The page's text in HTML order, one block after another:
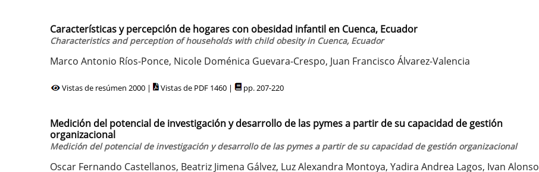
Características y percepción de hogares con obesidad infantil en Cuenca, Ecuador
Characteristics and perception of households with child obesity in Cuenca, Ecuador
Marco Antonio Ríos-Ponce, Nicole Doménica Guevara-Crespo, Juan Francisco Álvarez-Valencia
Vistas de resúmen 2000 | Vistas de PDF 1460 | pp. 207-220
Medición del potencial de investigación y desarrollo de las pymes a partir de su capacidad de gestión
organizacional
Medición del potencial de investigación y desarrollo de las pymes a partir de su capacidad de gestión organizacional
Oscar Fernando Castellanos, Beatriz Jimena Gálvez, Luz Alexandra Montoya, Yadira Andrea Lagos, Ivan Alonso